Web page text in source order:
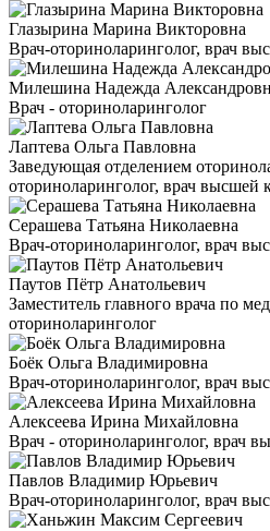
Глазырина Марина Викторовна
Врач-оториноларинголог, врач
Милешина Надежда
Врач - оториноларинголог
Лаптева Ольга Павловна
Заведующая отделением
оториноларинголог, врач высшей
Серашева Татьяна Николаевна
Врач-оториноларинголог, врач
Паутов Пётр Анатольевич
Заместитель главного врача по
оториноларинголог
Боёк Ольга Владимировна
Врач-оториноларинголог, врач
Алексеева Ирина Михайловна
Врач - оториноларинголог, врач
Павлов Владимир Юрьевич
Врач-оториноларинголог, врач